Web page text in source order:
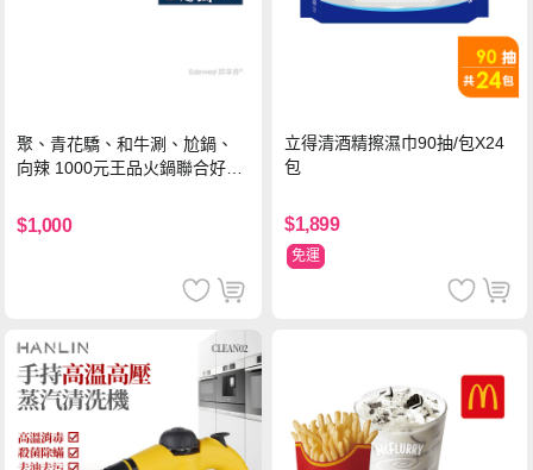
聚、青花驕、和牛涮、尬鍋、
向辣 1000元王品火鍋聯合好禮
$1,000
立得清酒精擦濕巾90抽/包X24
包
$1,899
免運